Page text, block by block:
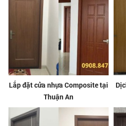
Lắp đặt cửa nhựa Composite tại
Thuận An